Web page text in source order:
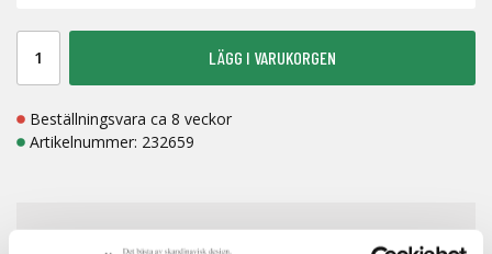
LÄGG I VARUKORGEN
Beställningsvara ca 8 veckor
Artikelnummer: 232659